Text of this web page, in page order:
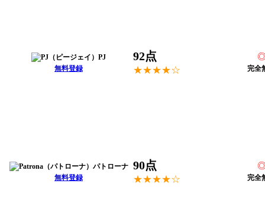
PJ
無料登録
92点
★★★★☆ 完全
パトローナ
無料登録
90点
★★★★☆ 完全